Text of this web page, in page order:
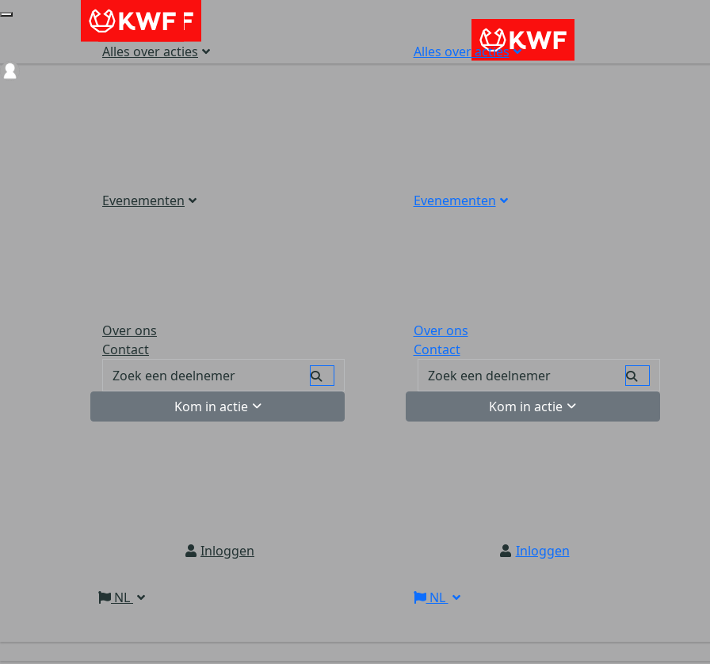
Alles over acties
Evenementen
Over ons
Contact
Kom in actie
Inloggen
NL
Alles over acties
Evenementen
Over ons
Contact
Kom in actie
Inloggen
NL